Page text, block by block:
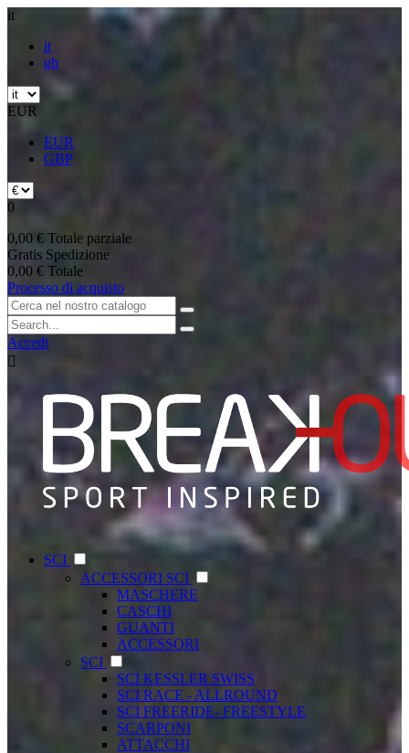
it
it
gb
EUR
EUR
GBP
0
0,00 € Totale parziale
Gratis Spedizione
0,00 € Totale
Processo di acquisto
Accedi

SCI
ACCESSORI SCI
MASCHERE
CASCHI
GUANTI
ACCESSORI
SCI
SCI KESSLER SWISS
SCI RACE - ALLROUND
SCI FREERIDE- FREESTYLE
SCARPONI
ATTACCHI